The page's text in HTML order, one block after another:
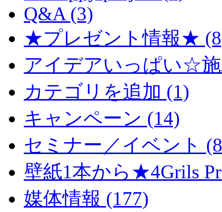
Q&A (3)
★プレゼント情報★
アイデアいっぱい☆
カテゴリを追加 (1)
キャンペーン (14)
セミナー／イベント
壁紙1本から★4Grils
媒体情報 (177)